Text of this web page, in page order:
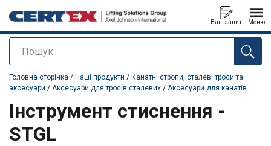
Пошук
Ваш запит Меню
added to your quote
Головна сторінка / Наші продукти / Канатні стропи, сталеві троси та
аксесуари / Аксесуари для тросів сталевих / Аксесуари для канатів
Інструмент стиснення -
STGL